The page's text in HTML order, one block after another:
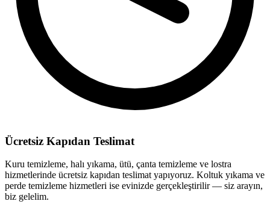
Ücretsiz Kapıdan Teslimat
Kuru temizleme, halı yıkama, ütü, çanta temizleme ve lostra
hizmetlerinde ücretsiz kapıdan teslimat yapıyoruz. Koltuk yıkama ve
perde temizleme hizmetleri ise evinizde gerçekleştirilir — siz arayın,
biz gelelim.